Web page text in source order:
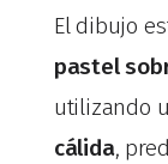
El dibujo
pastel
utilizando
cálida,